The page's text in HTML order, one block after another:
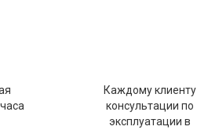
Каждому клиенту
консультации по
эксплуатации в